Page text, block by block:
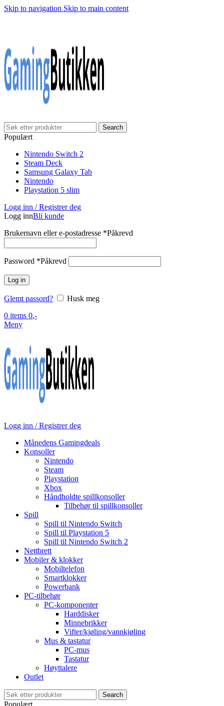
Skip to navigation Skip to main content
Search
Populært
Nintendo Switch 2
Steam Deck
Samsung Galaxy Tab
Nintendo
Playstation 5 slim
Logg inn / Registrer deg
Logg innBli kunde
Brukernavn eller e-postadresse *Påkrevd
Password *Påkrevd
Log in
Glemt passord?
Husk meg
0 items 0,-
Meny
Logg inn / Registrer deg
Månedens Gamingdeals
Konsoller
Nintendo
Steam
Playstation
Xbox
Håndholdte spillkonsoller
Tilbehør til spillkonsoller
Spill
Spill til Nintendo Switch
Spill til Playstation 5
Spill til Nintendo Switch 2
Nettbrett
Mobiler & klokker
Mobiltelefon
Smartklokker
Powerbank
PC-tilbehør
PC-komponenter
Harddisker
Minnebrikker
Vifter/kjøling/vannkjøling
Mus & tastatur
PC-mus
Tastatur
Høyttalere
Outlet
Search
Populært